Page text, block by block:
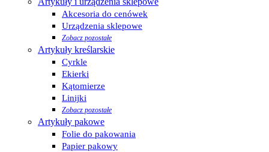
Akcesoria do cenówek
Urządzenia sklepowe
Zobacz pozostałe
Artykuły kreślarskie
Cyrkle
Ekierki
Kątomierze
Linijki
Zobacz pozostałe
Artykuły pakowe
Folie do pakowania
Papier pakowy